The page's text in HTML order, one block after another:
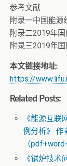
参考文献
附录一中国能源
附录二2019年
附录三2019年
本文链接地址:
https://
Related Posts:
《能源互联
例分析》 作
（
《锅炉技术